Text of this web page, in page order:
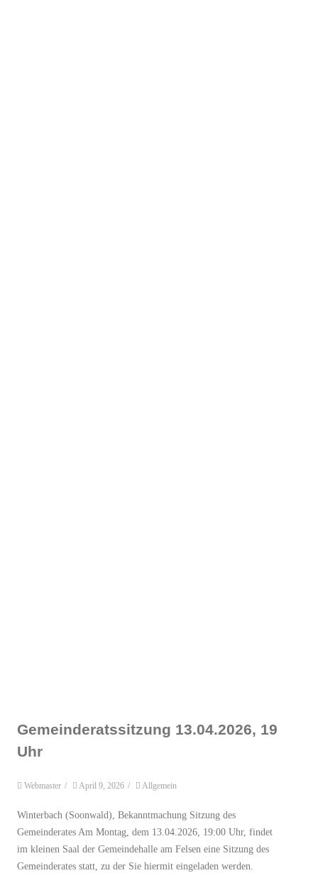
Gemeinderatssitzung 13.04.2026, 19
Uhr
Webmaster / April 9, 2026 / Allgemein
Winterbach (Soonwald), Bekanntmachung Sitzung des
Gemeinderates Am Montag, dem 13.04.2026, 19:00 Uhr, findet
im kleinen Saal der Gemeindehalle am Felsen eine Sitzung des
Gemeinderates statt, zu der Sie hiermit eingeladen werden.